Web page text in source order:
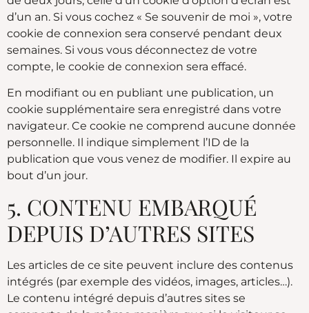
d’un an. Si vous cochez « Se souvenir de moi », votre
cookie de connexion sera conservé pendant deux
semaines. Si vous vous déconnectez de votre
compte, le cookie de connexion sera effacé.
En modifiant ou en publiant une publication, un
cookie supplémentaire sera enregistré dans votre
navigateur. Ce cookie ne comprend aucune donnée
personnelle. Il indique simplement l’ID de la
publication que vous venez de modifier. Il expire au
bout d’un jour.
5. CONTENU EMBARQUÉ
DEPUIS D’AUTRES SITES
Les articles de ce site peuvent inclure des contenus
intégrés (par exemple des vidéos, images, articles…).
Le contenu intégré depuis d’autres sites se